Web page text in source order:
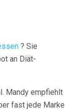
? Sie
an Diät-
Mandy empfiehlt
fast jede Marke